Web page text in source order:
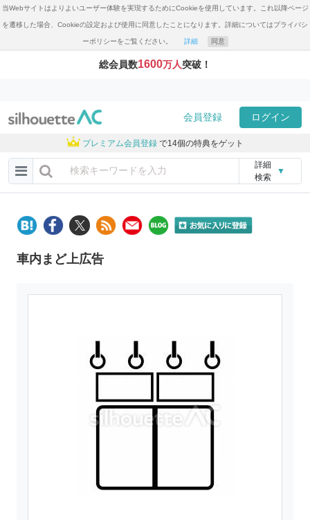
当Webサイトはよりよいユーザー体験を実現するためにCookieを使用しています。これ以降ページ
を遷移した場合、Cookieの設定および使用に同意したことになります。詳細についてはプライバシ
ーポリシーをご覧ください。 詳細 同意
総会員数1600万人突破！
会員登録 ログイン
プレミアム会員登録 で14個の特典をゲット
詳細
検索
▼
車内まど上広告